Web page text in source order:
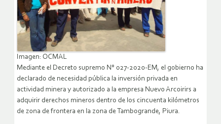
Imagen: OCMAL
Mediante el Decreto supremo N° 027-2020-EM, el gobierno ha
declarado de necesidad pública la inversión privada en
actividad minera y autorizado a la empresa Nuevo Arcoirirs a
adquirir derechos mineros dentro de los cincuenta kilómetros
de zona de frontera en la zona de Tambogrande, Piura.